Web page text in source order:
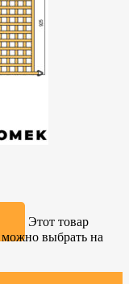
Этот товар
выбрать на